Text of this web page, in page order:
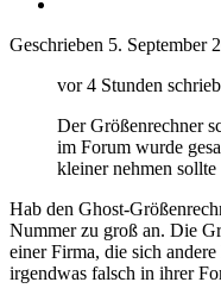
Geschrieben 5. September
vor 4 Stunden
Der Größenrechner
im Forum wurde
kleiner nehmen sollte
Hab den Ghost-
Nummer zu groß an. Die
einer Firma, die sich
irgendwas falsch in ihrer